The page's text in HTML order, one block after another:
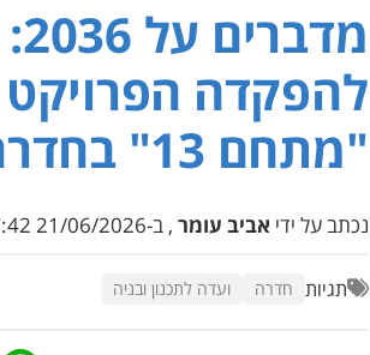
להפקדה
"מתחם 13" בחדרה
נכתב על ידי אביב עומר , ב-21/06/2026 17:42
תגיות חדרה ועדה לתכנון ובניה